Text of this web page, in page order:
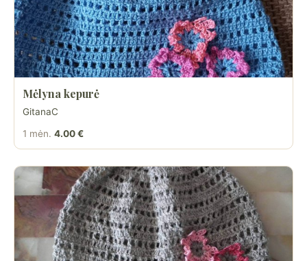
Mėlyna kepurė
GitanaC
1 mėn. 4.00 €